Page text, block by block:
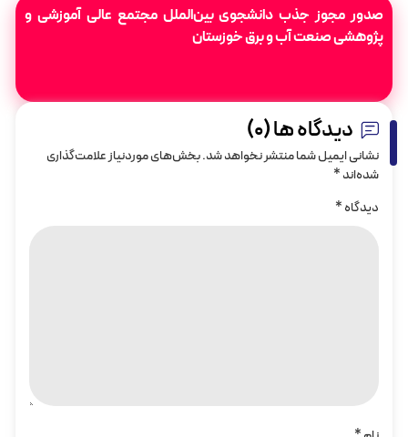
صدور مجوز جذب دانشجوی بین‌الملل مجتمع عالی آموزشی و
پژوهشی صنعت آب و برق خوزستان
دیدگاه ها (0)
نشانی ایمیل شما منتشر نخواهد شد.بخش‌های موردنیاز علامت‌گذاری
شده‌اند*
دیدگاه*